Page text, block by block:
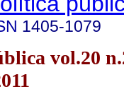
1405-1079
vol.20